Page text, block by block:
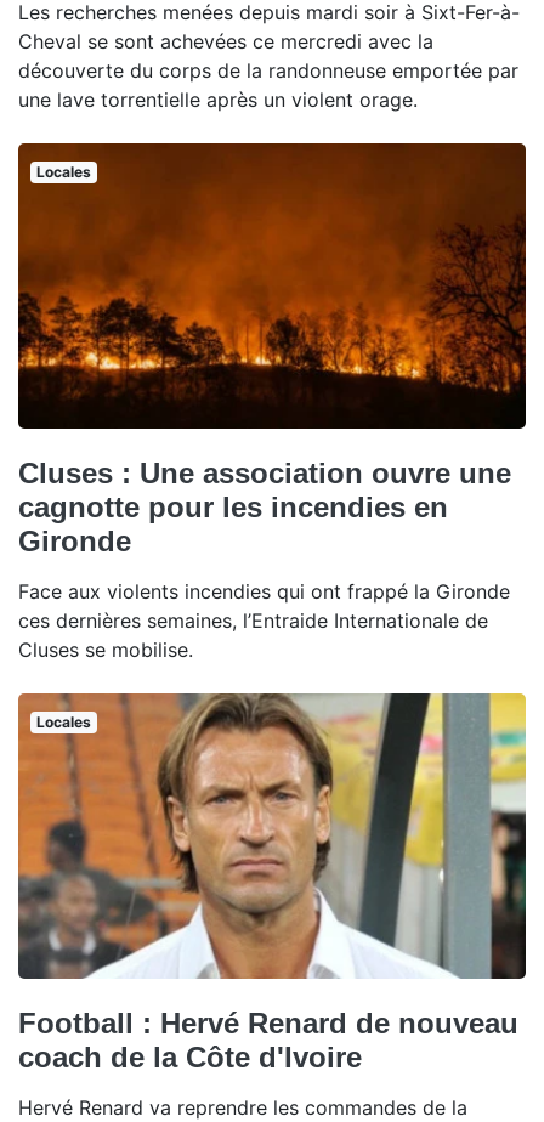
Les recherches menées depuis mardi soir à Sixt-Fer-à-
Cheval se sont achevées ce mercredi avec la
découverte du corps de la randonneuse emportée par
une lave torrentielle après un violent orage.
Locales
Cluses : Une association ouvre une
cagnotte pour les incendies en
Gironde
Face aux violents incendies qui ont frappé la Gironde
ces dernières semaines, l’Entraide Internationale de
Cluses se mobilise.
Locales
Football : Hervé Renard de nouveau
coach de la Côte d'Ivoire
Hervé Renard va reprendre les commandes de la